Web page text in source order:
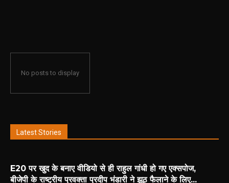
No posts to display
Latest Stories
E20 पर खुद के बनाए वीडियो से ही राहुल गांधी हो गए एक्सपोज,
बीजेपी के राष्ट्रीय प्रवक्ता प्रदीप भंडारी ने झूठ फैलाने के लिए...